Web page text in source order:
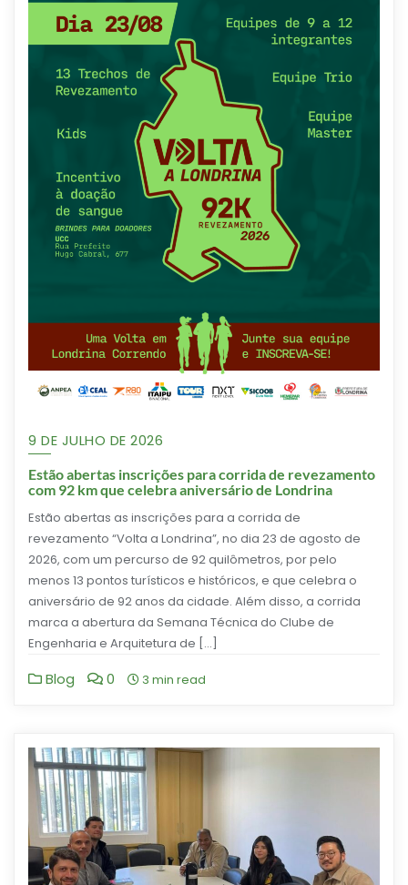
9 DE JULHO DE 2026
Estão abertas inscrições para corrida de revezamento
com 92 km que celebra aniversário de Londrina
Estão abertas as inscrições para a corrida de
revezamento “Volta a Londrina”, no dia 23 de agosto de
2026, com um percurso de 92 quilômetros, por pelo
menos 13 pontos turísticos e históricos, e que celebra o
aniversário de 92 anos da cidade. Além disso, a corrida
marca a abertura da Semana Técnica do Clube de
Engenharia e Arquitetura de […]
Blog 0 3 min read